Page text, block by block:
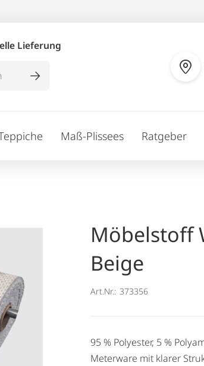
Lieferung
Maß-Plissees Ratgeber
Möbelstoff
Beige
Art.Nr.: 373356
95 % Polyester, 5 %
Meterware mit klarer